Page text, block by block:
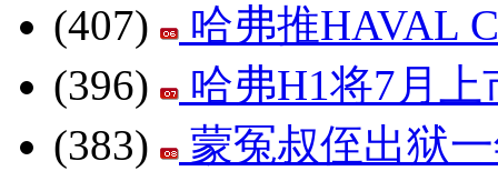
(407)
哈弗推HAVAL
(396)
哈弗H1将7月
(383)
蒙冤叔侄出狱